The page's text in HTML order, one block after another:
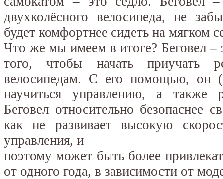
двухколёсного велосипеда, не
будет комфортнее сидеть на мягком
Что же мы имеем в итоге? Беговел –
того, чтобы начать приучать
велосипедам. С его помощью, он
научиться управлению, а также
Беговел относительно безопаснее
как не развивает высокую
управления, и
поэтому может быть более
от одного года, в зависимости от